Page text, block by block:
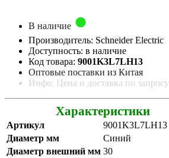
В наличие
Производитель: Schneider Electric
Доступность: в наличие
Код товара: 9001K3L7LH13
Оптовые поставки из Китая
Инфо: Цена и доставка по запросу
Характеристики
Артикул
9001K3L7LH13
Диаметр мм
Синий
Диаметр внешний мм 30